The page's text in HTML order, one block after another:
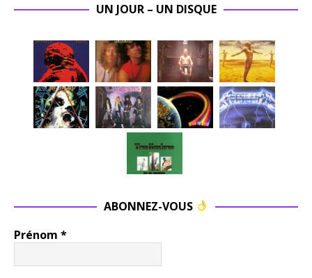
UN JOUR – UN DISQUE
ABONNEZ-VOUS
Prénom *